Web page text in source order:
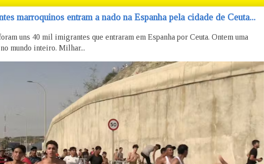
marroquinos entram a nado na Espanha pela cidade de Ceuta...
uns 40 mil imigrantes que entraram em Espanha por Ceuta. Ontem uma
mundo inteiro. Milhar...